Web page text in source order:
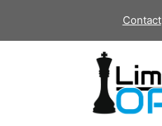
de
Contact